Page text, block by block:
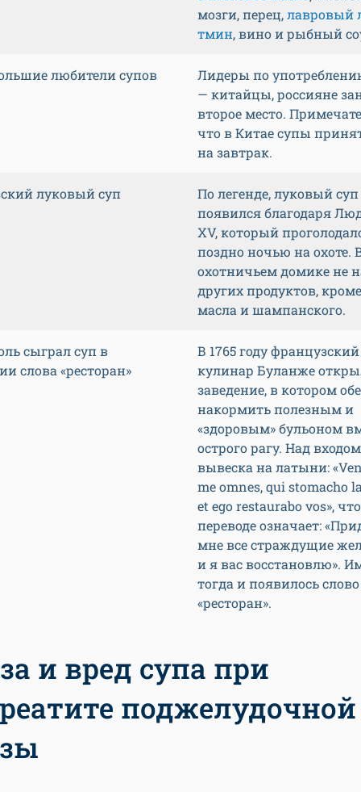
мозги, перец,лавровый
тмин, вино и рыбный
любители супов
Лидеры по
— китайцы, россияне
второе место.
что в Китае супы
на завтрак.
луковый суп
По легенде, луковый суп
появился благодаря
XV, который
поздно ночью на охоте.
охотничьем домике не
других продуктов,
масла и шампанского.
сыграл суп в
слова «ресторан»
В 1765 году французский
кулинар Буланже
заведение, в котором
накормить полезным и
«здоровым» бульоном
острого рагу. Над
вывеска на латыни:
me omnes, qui stomacho
et ego restaurabo vos»,
переводе означает:
мне все страждущие
и я вас восстановлю».
тогда и появилось слово
«ресторан».
и вред супа при
поджелудочной